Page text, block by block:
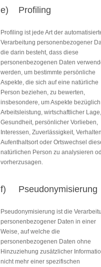
e) Profiling
Profiling ist jede Art der
Verarbeitung personenbezogener
die darin besteht, dass diese
personenbezogenen Daten
werden, um bestimmte persönliche
Aspekte, die sich auf eine natürliche
Person beziehen, zu bewerten,
insbesondere, um Aspekte bezüglich
Arbeitsleistung, wirtschaftlicher Lage,
Gesundheit, persönlicher Vorlieben,
Interessen, Zuverlässigkeit, Verhalten,
Aufenthaltsort oder Ortswechsel
natürlichen Person zu analysieren
vorherzusagen.
f) Pseudonymisierung
Pseudonymisierung ist die
personenbezogener Daten in einer
Weise, auf welche die
personenbezogenen Daten ohne
Hinzuziehung zusätzlicher
nicht mehr einer spezifischen